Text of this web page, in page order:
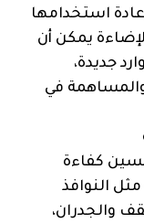
استخدامها
يمكن أن
جديدة،
والمساهمة في
كفاءة
النوافذ
والجدران،